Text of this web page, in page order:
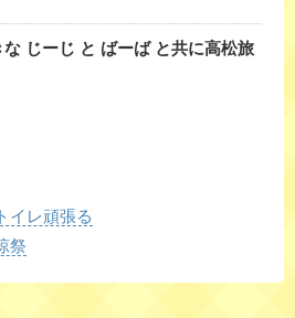
な じーじ と ばーば と共に高松旅
イレ頑張る
祭